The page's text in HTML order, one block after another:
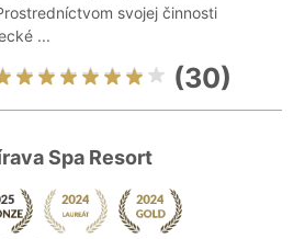
svojej činnosti
...
(30)
Spa Resort